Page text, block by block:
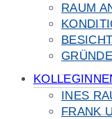
RAUM
INES
FRANK